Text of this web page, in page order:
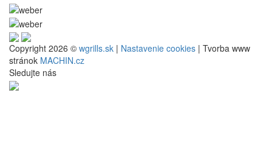
Copyright 2026 © wgrills.sk | Nastavenie cookies | Tvorba www
stránok MACHIN.cz
Sledujte nás